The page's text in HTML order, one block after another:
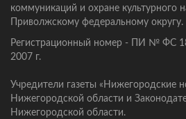
коммуникаций и охране культурного
Приволжскому федеральному округу.
Регистрационный номер - ПИ № ФС
2007 г.
Учредители газеты «Нижегородские
Нижегородской области и
Нижегородской области.